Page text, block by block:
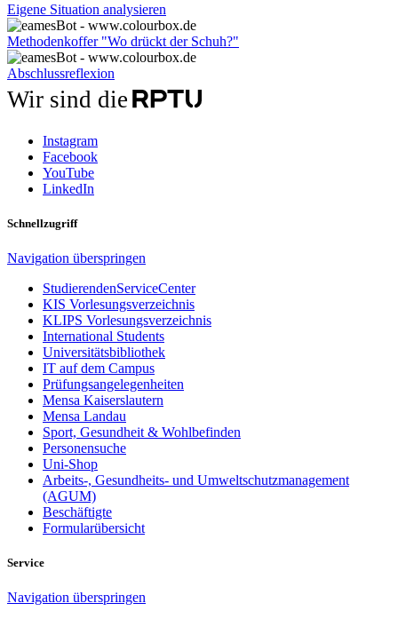
Eigene Situation analysieren
Methodenkoffer "Wo drückt der Schuh?"
Abschlussreflexion
Wir sind die
Instagram
Facebook
YouTube
LinkedIn
Schnellzugriff
Navigation überspringen
StudierendenServiceCenter
KIS Vorlesungsverzeichnis
KLIPS Vorlesungsverzeichnis
International Students
Universitätsbibliothek
IT auf dem Campus
Prüfungsangelegenheiten
Mensa Kaiserslautern
Mensa Landau
Sport, Gesundheit & Wohlbefinden
Personensuche
Uni-Shop
Arbeits-, Gesundheits- und Umweltschutzmanagement
(AGUM)
Beschäftigte
Formularübersicht
Service
Navigation überspringen